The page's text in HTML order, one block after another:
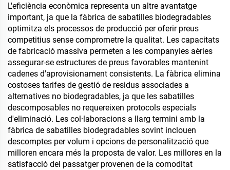
L'eficiència econòmica representa un altre avantatge
important, ja que la fàbrica de sabatilles biodegradables
optimitza els processos de producció per oferir preus
competitius sense comprometre la qualitat. Les capacitats
de fabricació massiva permeten a les companyies aèries
assegurar-se estructures de preus favorables mantenint
cadenes d'aprovisionament consistents. La fàbrica elimina
costoses tarifes de gestió de residus associades a
alternatives no biodegradables, ja que les sabatilles
descomposables no requereixen protocols especials
d'eliminació. Les col·laboracions a llarg termini amb la
fàbrica de sabatilles biodegradables sovint inclouen
descomptes per volum i opcions de personalització que
milloren encara més la proposta de valor. Les millores en la
satisfacció del passatger provenen de la comoditat